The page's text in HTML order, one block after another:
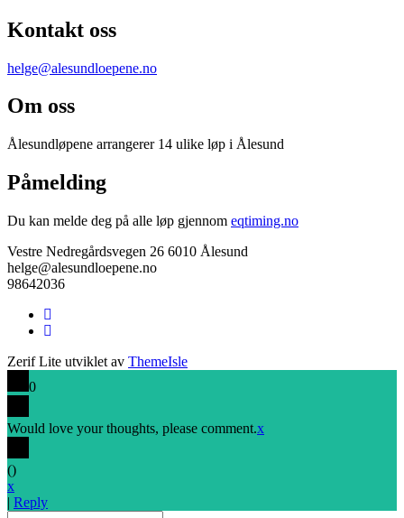
Kontakt oss
helge@alesundloepene.no
Om oss
Ålesundløpene arrangerer 14 ulike løp i Ålesund
Påmelding
Du kan melde deg på alle løp gjennom eqtiming.no
Vestre Nedregårdsvegen 26 6010 Ålesund
helge@alesundloepene.no
98642036
Facebook-
lenke
Instagram-
Zerif Lite utviklet av ThemeIsle
0
Would love your thoughts, please comment.x
()
x
| Reply